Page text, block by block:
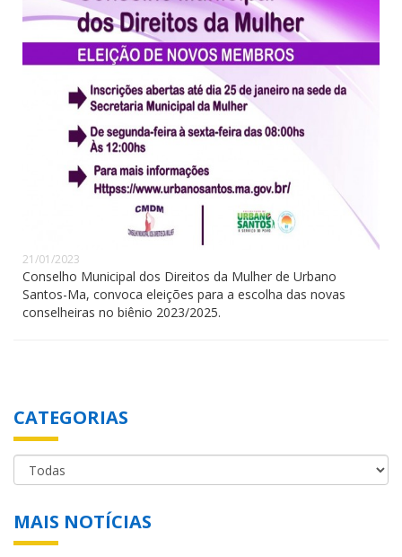
21/01/2023
Conselho Municipal dos Direitos da Mulher de Urbano
Santos-Ma, convoca eleições para a escolha das novas
conselheiras no biênio 2023/2025.
CATEGORIAS
MAIS NOTÍCIAS